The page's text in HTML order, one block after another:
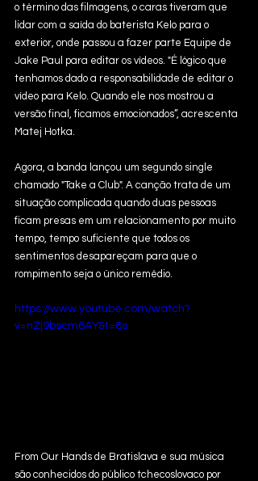
o término das filmagens, o caras tiveram que
lidar com a saída do baterista Kelo para o
exterior, onde passou a fazer parte Equipe de
Jake Paul para editar os vídeos. "É lógico que
tenhamos dado a responsabilidade de editar o
vídeo para Kelo. Quando ele nos mostrou a
versão final, ficamos emocionados”, acrescenta
Matej Hotka.
Agora, a banda lançou um segundo single
chamado "Take a Club". A canção trata de um
situação complicada quando duas pessoas
ficam presas em um relacionamento por muito
tempo, tempo suficiente que todos os
sentimentos desapareçam para que o
rompimento seja o único remédio.
https://www.youtube.com/watch?
v=nZj9bscm6AY&t=8s
From Our Hands de Bratislava e sua música
são conhecidos do público tchecoslovaco por